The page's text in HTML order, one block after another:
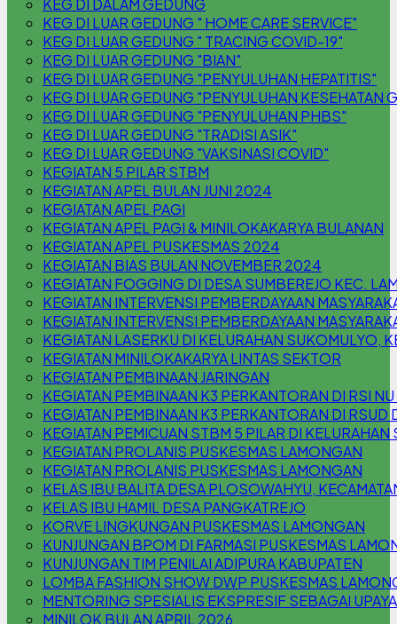
KEG DI DALAM GEDUNG
KEG DI LUAR GEDUNG " HOME CARE SERVICE"
KEG DI LUAR GEDUNG " TRACING COVID-19"
KEG DI LUAR GEDUNG "BIAN"
KEG DI LUAR GEDUNG "PENYULUHAN HEPATITIS"
KEG DI LUAR GEDUNG "PENYULUHAN KESEHATAN
KEG DI LUAR GEDUNG "PENYULUHAN PHBS"
KEG DI LUAR GEDUNG "TRADISI ASIK"
KEG DI LUAR GEDUNG "VAKSINASI COVID"
KEGIATAN 5 PILAR STBM
KEGIATAN APEL BULAN JUNI 2024
KEGIATAN APEL PAGI
KEGIATAN APEL PAGI & MINILOKAKARYA BULANAN
KEGIATAN APEL PUSKESMAS 2024
KEGIATAN BIAS BULAN NOVEMBER 2024
KEGIATAN FOGGING DI DESA SUMBEREJO KEC.
KEGIATAN INTERVENSI PEMBERDAYAAN
KEGIATAN INTERVENSI PEMBERDAYAAN
KEGIATAN LASERKU DI KELURAHAN SUKOMULYO,
KEGIATAN MINILOKAKARYA LINTAS SEKTOR
KEGIATAN PEMBINAAN JARINGAN
KEGIATAN PEMBINAAN K3 PERKANTORAN DI RSI
KEGIATAN PEMBINAAN K3 PERKANTORAN DI
KEGIATAN PEMICUAN STBM 5 PILAR DI
KEGIATAN PROLANIS PUSKESMAS LAMONGAN
KEGIATAN PROLANIS PUSKESMAS LAMONGAN
KELAS IBU BALITA DESA PLOSOWAHYU,
KELAS IBU HAMIL DESA PANGKATREJO
KORVE LINGKUNGAN PUSKESMAS LAMONGAN
KUNJUNGAN BPOM DI FARMASI PUSKESMAS
KUNJUNGAN TIM PENILAI ADIPURA KABUPATEN
LOMBA FASHION SHOW DWP PUSKESMAS
MENTORING SPESIALIS EKSPRESIF SEBAGAI
MINILOK BULAN APRIL 2026